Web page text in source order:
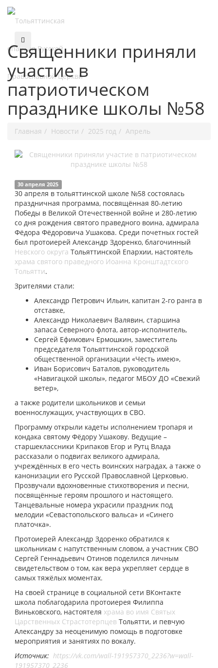
Священники приняли
участие в
патриотическом
празднике школы №58
Главная Новости 2025 год Апрель
30 апреля 2025
30 апреля в тольяттинской школе №58 состоялась
праздничная программа, посвящённая 80-летию
Победы в Великой Отечественной войне и 280-летию
со дня рождения святого праведного воина, адмирала
Фёдора Фёдоровича Ушакова. Среди почетных гостей
был протоиерей Александр Здоренко, благочинный
Невского округа Тольяттинской Епархии, настоятель
храма святого праведного Иоанна Кронштадтского
Тольятти.
Зрителями стали:
Александр Петрович Ильин, капитан 2-го ранга в
отставке,
Александр Николаевич Валявин, старшина
запаса Северного флота, автор-исполнитель,
Сергей Ефимович Ермошкин, заместитель
председателя Тольяттинской городской
общественной организации «Честь имею»,
Иван Борисович Баталов, руководитель
«Навигацкой школы», педагог МБОУ ДО «Свежий
ветер»,
а также родители школьников и семьи
военнослужащих, участвующих в СВО.
Программу открыли кадеты исполнением тропаря и
кондака святому Фёдору Ушакову. Ведущие –
старшеклассники Крипаков Егор и Рутц Влада
рассказали о подвигах великого адмирала,
учреждённых в его честь воинских наградах, а также о
канонизации его Русской Православной Церковью.
Прозвучали вдохновенные стихотворения и песни,
посвящённые героям прошлого и настоящего.
Танцевальные номера украсили праздник под
мелодии «Севастопольского вальса» и «Синего
платочка».
Протоиерей Александр Здоренко обратился к
школьникам с напутственным словом, а участник СВО
Сергей Геннадьевич Отинов поделился личным
свидетельством о том, как вера укрепляет сердце в
самых тяжёлых моментах.
На своей странице в социальной сети ВКонтакте
школа поблагодарила протоиерея Филиппа
Виньковского, настоятеля храма во имя Святых
Царственных Страстотерпцев Тольятти, и певчую
Александру за неоценимую помощь в подготовке
мероприятия и занятиях по вокалу.
Источник: https://vk.com/wall-191957370_2236?w=wall-
191957370_2236